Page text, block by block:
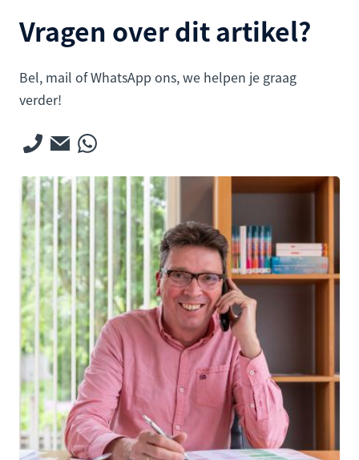
Vragen over dit artikel?
Bel, mail of WhatsApp ons, we helpen je graag
verder!